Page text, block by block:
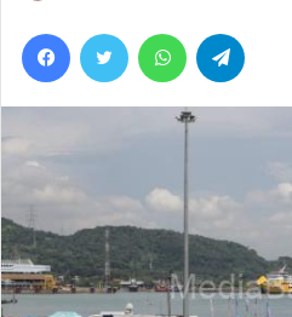
FacebookTwitter WhatsApp